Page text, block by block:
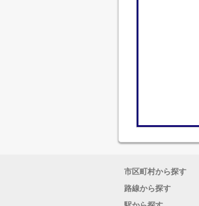
市区町村から探す
路線から探す